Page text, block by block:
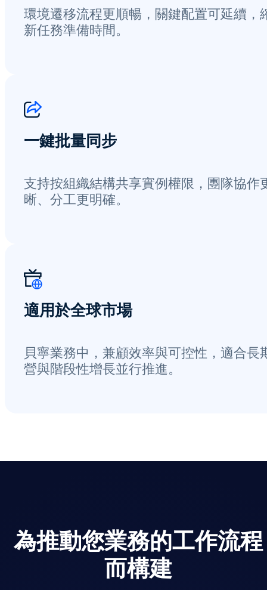
環境遷移流程更順暢，關鍵配置可延續，
新任務準備時間。
一鍵批量同步
支持按組織結構共享實例權限，團隊協作
晰、分工更明確。
適用於全球市場
貝寧業務中，兼顧效率與可控性，適合長
營與階段性增長並行推進。
為推動您業務的工作流程
而構建